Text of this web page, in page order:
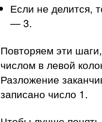
Если не делится,
— 3.
Повторяем эти
числом в левой
Разложение
записано число 1.